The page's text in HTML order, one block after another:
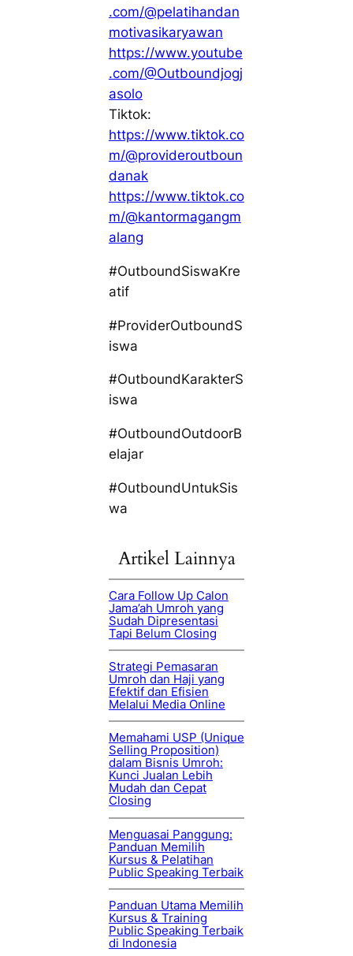
.com/@pelatihandan
motivasikaryawan
https://www.youtube
.com/@Outboundjogj
asolo
Tiktok:
https://www.tiktok.co
m/@provideroutboun
danak
https://www.tiktok.co
m/@kantormagangm
alang
#OutboundSiswaKre
atif
#ProviderOutboundS
iswa
#OutboundKarakterS
iswa
#OutboundOutdoorB
elajar
#OutboundUntukSis
wa
Artikel Lainnya
Cara Follow Up Calon
Jama’ah Umroh yang
Sudah Dipresentasi
Tapi Belum Closing
Strategi Pemasaran
Umroh dan Haji yang
Efektif dan Efisien
Melalui Media Online
Memahami USP (Unique
Selling Proposition)
dalam Bisnis Umroh:
Kunci Jualan Lebih
Mudah dan Cepat
Closing
Menguasai Panggung:
Panduan Memilih
Kursus & Pelatihan
Public Speaking Terbaik
Panduan Utama Memilih
Kursus & Training
Public Speaking Terbaik
di Indonesia